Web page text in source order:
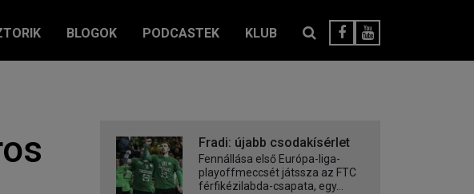
BLOGOK PODCASTEK KLUB
Fradi: újabb csodakísérlet
Fennállása első Európa-liga-
playoffmeccsét játssza az FTC
férfikézilabda-csapata, egy...